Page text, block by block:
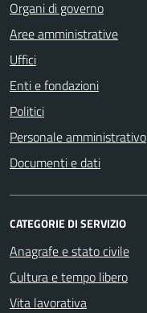
Organi di governo
Aree amministrative
Uffici
Enti e fondazioni
Politici
Personale amministrativo
Documenti e dati
CATEGORIE DI SERVIZIO
Anagrafe e stato civile
Cultura e tempo libero
Vita lavorativa